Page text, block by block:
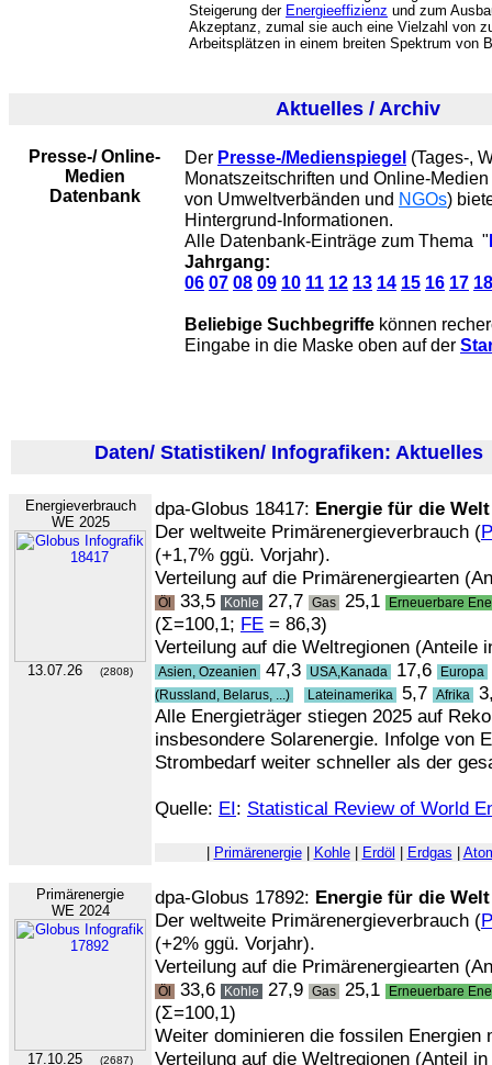
Steigerung der Energieeffizienz und zum
Akzeptanz, zumal sie auch eine Vielzahl von
Arbeitsplätzen in einem breiten Spektrum von
Aktuelles / Archiv
Presse-/ Online-
Medien
Datenbank
Der Presse-/Medienspiegel (Tages-,
Monatszeitschriften und Online-
von Umweltverbänden und NGOs)
Hintergrund-Informationen.
Alle Datenbank-Einträge zum Thema "
Jahrgang:
06 07 08 09 10 11 12 13 14 15 16 17 18
Beliebige Suchbegriffe können
Eingabe in die Maske oben auf der
Daten/ Statistiken/ Infografiken: Aktuelles
Energieverbrauch
WE 2025
13.07.26 (2808)
dpa-Globus 18417: Energie für die Welt
Der weltweite Primärenergieverbrauch (
(+1,7% ggü. Vorjahr).
Verteilung auf die Primärenergiearten
Öl 33,5 Kohle 27,7 Gas 25,1 Erneuerbare
(Σ=100,1; FE = 86,3)
Verteilung auf die Weltregionen (Anteile
Asien, Ozeanien 47,3 USA,Kanada 17,6 Europa
(Russland, Belarus, ...) Lateinamerika 5,7 Afrika
Alle Energieträger stiegen 2025 auf
insbesondere Solarenergie. Infolge von
Strombedarf weiter schneller als der
Quelle: EI: Statistical Review of World
Primärenergie| Kohle| Erdöl Erdgas
Primärenergie
WE 2024
17.10.25 (2687)
dpa-Globus 17892: Energie für die Welt
Der weltweite Primärenergieverbrauch (
(+2% ggü. Vorjahr).
Verteilung auf die Primärenergiearten
Öl 33,6 Kohle 27,9 Gas 25,1 Erneuerbare
(Σ=100,1)
Weiter dominieren die fossilen Energien
Verteilung auf die Weltregionen (Anteil